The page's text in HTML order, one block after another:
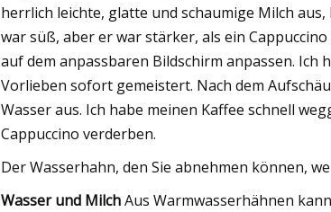
herrlich leichte, glatte und schaumige Milch
war süß, aber er war stärker, als ein
auf dem anpassbaren Bildschirm anpassen. Ich
Vorlieben sofort gemeistert. Nach dem
Wasser aus. Ich habe meinen Kaffee schnell
Cappuccino verderben.
Der Wasserhahn, den Sie abnehmen können,
Wasser und MilchAus Warmwasserhähnen